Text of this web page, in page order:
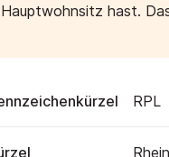
hast.
RPL